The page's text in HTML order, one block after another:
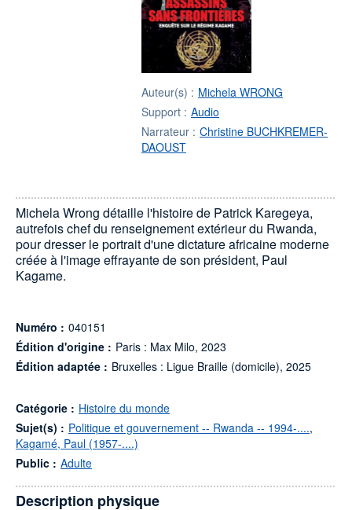
Auteur(s) : Michela WRONG
Support : Audio
Narrateur : Christine BUCHKREMER-
DAOUST
Michela Wrong détaille l'histoire de Patrick Karegeya,
autrefois chef du renseignement extérieur du Rwanda,
pour dresser le portrait d'une dictature africaine moderne
créée à l'image effrayante de son président, Paul
Kagame.
Numéro : 040151
Édition d'origine : Paris : Max Milo, 2023
Édition adaptée : Bruxelles : Ligue Braille (domicile), 2025
Catégorie : Histoire du monde
Sujet(s) : Politique et gouvernement -- Rwanda -- 1994-....,
Kagamé, Paul (1957-....)
Public : Adulte
Description physique